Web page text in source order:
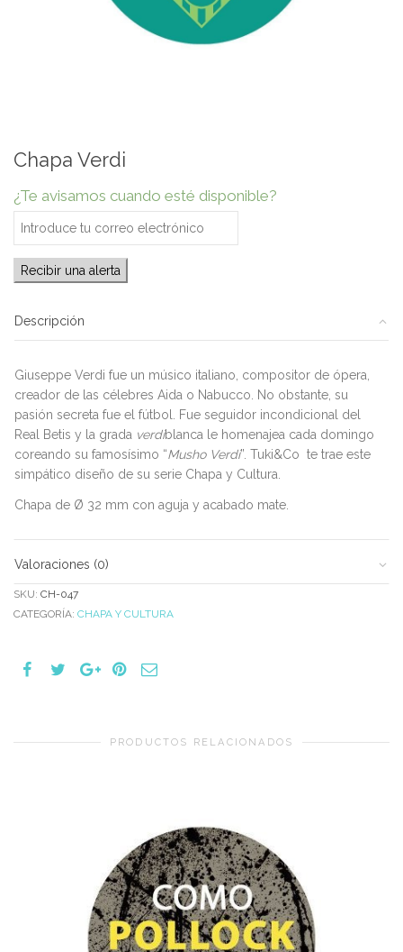
Chapa Verdi
¿Te avisamos cuando esté disponible?
Recibir una alerta
Descripción
Giuseppe Verdi fue un músico italiano, compositor de ópera,
creador de las célebres Aida o Nabucco. No obstante, su
pasión secreta fue el fútbol. Fue seguidor incondicional del
Real Betis y la grada verdiblanca le homenajea cada domingo
coreando su famosísimo “Musho Verdi”. Tuki&Co te trae este
simpático diseño de su serie Chapa y Cultura.
Chapa de Ø 32 mm con aguja y acabado mate.
Valoraciones (0)
SKU: CH-047
CATEGORÍA: CHAPA Y CULTURA
PRODUCTOS RELACIONADOS